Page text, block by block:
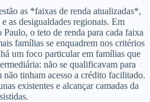
as *faixas de renda atualizadas*,
as desigualdades regionais. Em
o teto de renda para cada faixa
famílias se enquadrem nos critérios
um foco particular em famílias que
não se qualificavam para
não tinham acesso a crédito facilitado.
existentes e alcançar camadas da